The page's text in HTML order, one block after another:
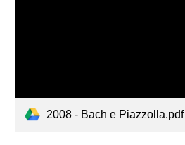
2008 - Bach e Piazzolla.pdf